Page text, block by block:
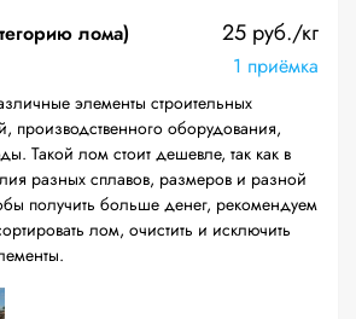
лома) 25 руб./кг
1 приёмка
элементы строительных
производственного оборудования,
Такой лом стоит дешевле, так как в
разных сплавов, размеров и разной
получить больше денег, рекомендуем
лом, очистить и исключить